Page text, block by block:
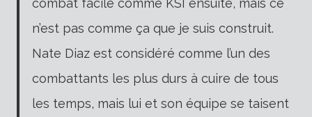
combat facile comme KSI ensuite, mais ce
n’est pas comme ça que je suis construit.
Nate Diaz est considéré comme l’un des
combattants les plus durs à cuire de tous
les temps, mais lui et son équipe se taisent